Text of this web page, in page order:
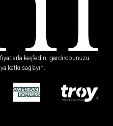
keşfedin, gardırobunuzu
katkı sağlayın.